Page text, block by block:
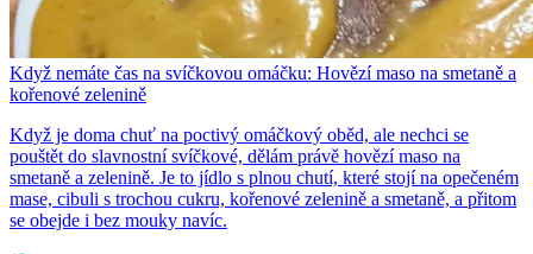
Když nemáte čas na svíčkovou omáčku: Hovězí maso na smetaně a
kořenové zelenině
Když je doma chuť na poctivý omáčkový oběd, ale nechci se
pouštět do slavnostní svíčkové, dělám právě hovězí maso na
smetaně a zelenině. Je to jídlo s plnou chutí, které stojí na opečeném
mase, cibuli s trochou cukru, kořenové zelenině a smetaně, a přitom
se obejde i bez mouky navíc.